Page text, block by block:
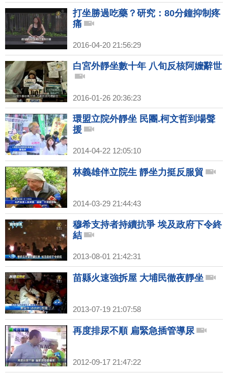
打坐勝過吃藥？研究：80分鐘抑制疼
痛
2016-04-20 21:56:29
白宮外靜坐數十年 八旬反核阿嬤辭世
2016-01-26 20:36:23
環盟立院外靜坐 民團.柯文哲到場聲
援
2014-04-22 12:05:10
林義雄伴立院生 靜坐力挺反服貿
2014-03-29 21:44:43
穆希支持者持續抗爭 埃及政府下令終
結
2013-08-01 21:42:31
苗縣火速強拆屋 大埔民徹夜靜坐
2013-07-19 21:07:58
再度排尿不順 扁緊急插管導尿
2012-09-17 21:47:22